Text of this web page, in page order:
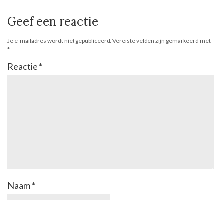
Geef een reactie
Je e-mailadres wordt niet gepubliceerd. Vereiste velden zijn gemarkeerd met
*
Reactie *
Naam*